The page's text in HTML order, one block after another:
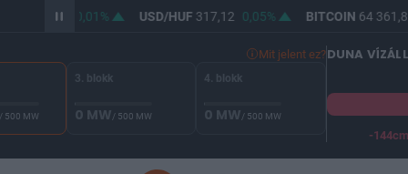
365,44 0,01% USD/HUF 317,12 0,05% BITCOIN64 361,82
Mit jelent ez?
/ 500 MW
3. blokk
0 MW/ 500 MW
4. blokk
0 MW/ 500 MW
DUNA
-144cm